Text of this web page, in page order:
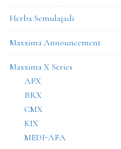
Herba Semulajadi
Maxxima Announcement
Maxxima X Series
AFX
BRX
CMX
KIX
MEDI-AFA